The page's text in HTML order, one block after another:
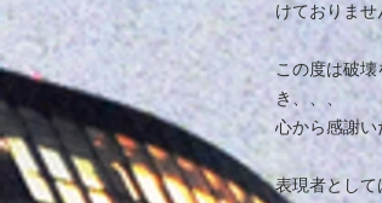
けておりま
この度は破
き、、、
心から感謝い
表現者とし